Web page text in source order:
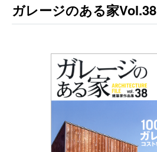
ガレージのある家Vol.38